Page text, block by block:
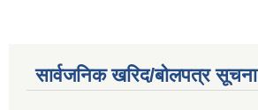
सार्वजनिक खरिद/बोलपत्र सूचना